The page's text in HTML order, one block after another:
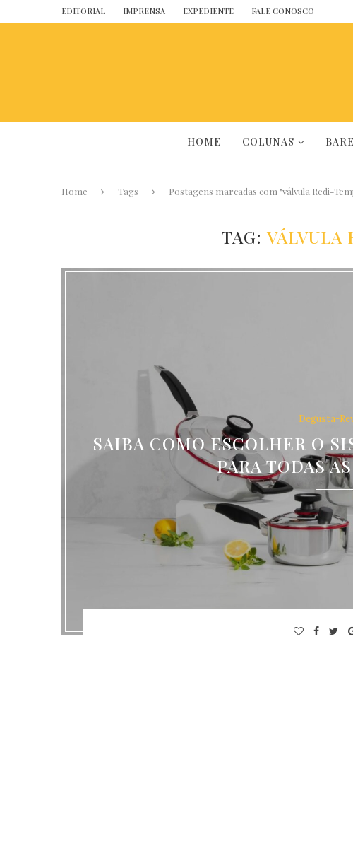
EDITORIAL IMPRENSA EXPEDIENTE FALE CONOSCO
HOME COLUNAS
Home Tags Postagens marcadas com "válvula Redi-
TAG:VÁLVULA
Degusta-
SAIBA COMO ESCOLHER O
PARA TODAS